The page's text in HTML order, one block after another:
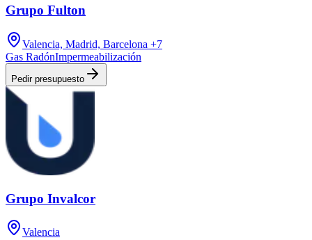
Grupo Fulton
Valencia, Madrid, Barcelona +7
Gas RadónImpermeabilización
Pedir presupuesto
Grupo Invalcor
Valencia